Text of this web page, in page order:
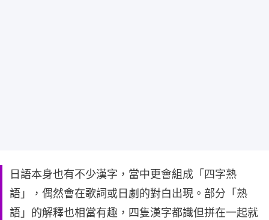
日語本身也有不少漢字，當中更會組成「四字熟
語」，偶然會在歌詞或日劇的對白出現。部分「熟
語」的解釋也相當有趣，四隻漢字都識但拼在一起就